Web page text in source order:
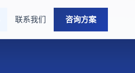
联系我们 咨询方案